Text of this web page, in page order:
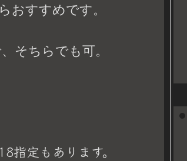
おすすめです。
そちらでも可。
指定もあります。